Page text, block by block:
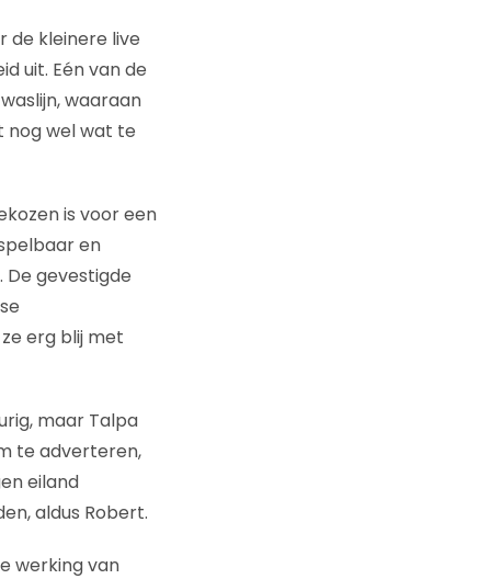
de kleinere live
uit. Eén van de
waaraan
nog wel wat te
is voor een
en
De gevestigde
erg blij met
maar Talpa
te adverteren,
eiland
aldus Robert.
werking van